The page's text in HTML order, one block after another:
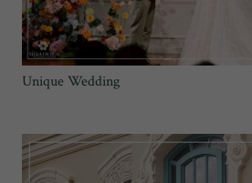
Unique Wedding